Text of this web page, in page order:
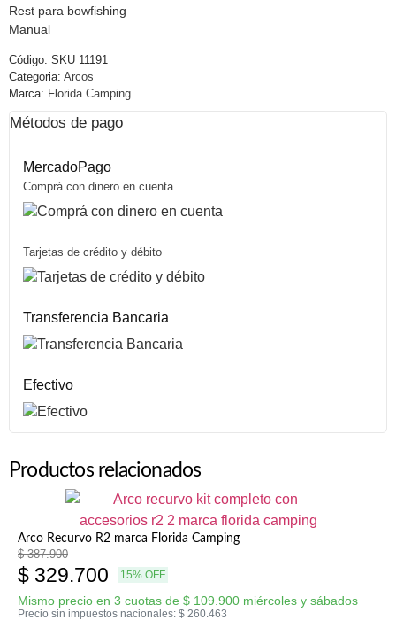
Rest para bowfishing
Manual
Código: SKU 11191
Categoria: Arcos
Marca: Florida Camping
Métodos de pago
MercadoPago
Comprá con dinero en cuenta
Tarjetas de crédito y débito
Transferencia Bancaria
Efectivo
Productos relacionados
Arco Recurvo R2 marca Florida Camping
$387.900
$ 329.700 15% OFF
Mismo precio en 3 cuotas de $ 109.900 miércoles y sábados
Precio sin impuestos nacionales: $ 260.463